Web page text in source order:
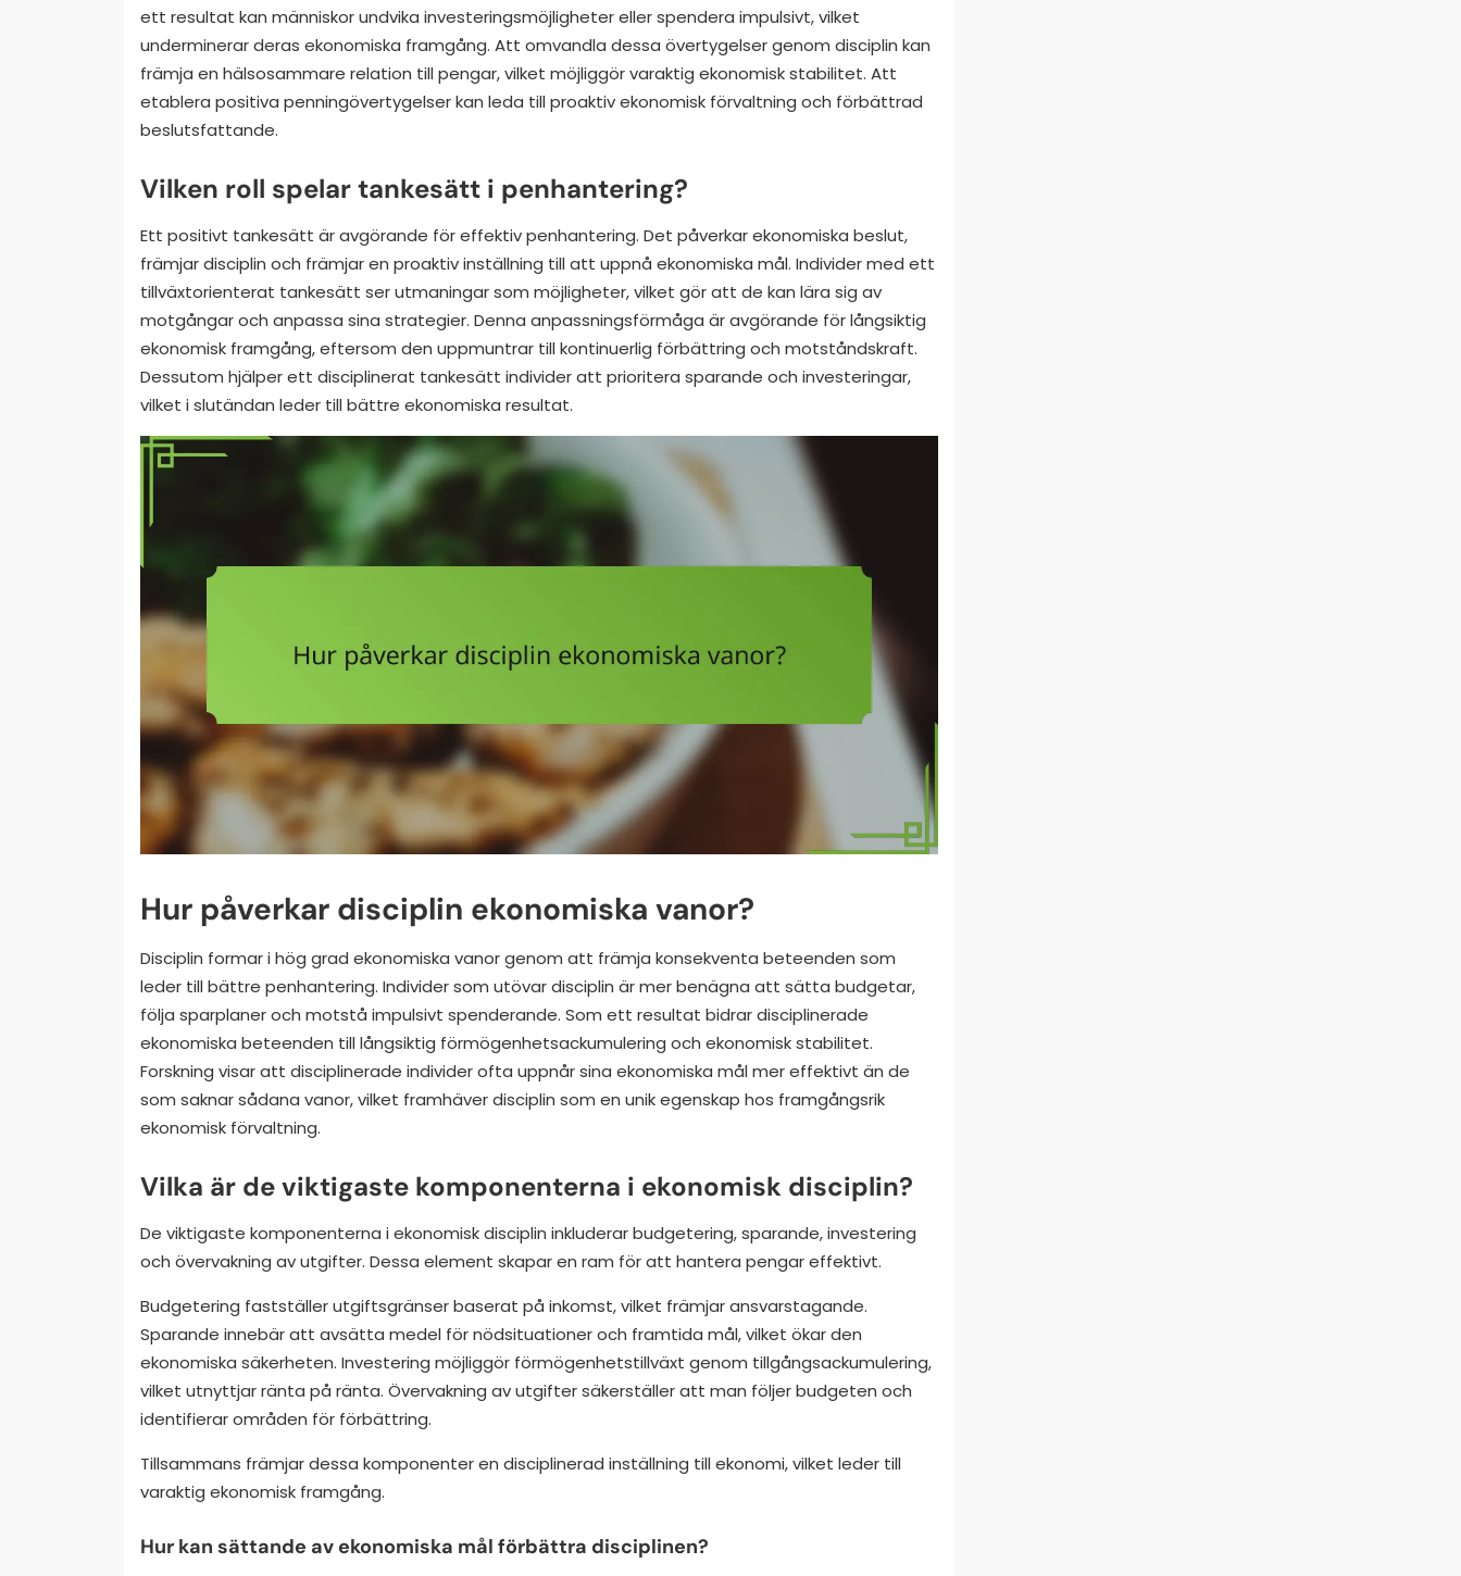
ett resultat kan människor undvika investeringsmöjligheter eller spendera impulsivt, vilket
underminerar deras ekonomiska framgång. Att omvandla dessa övertygelser genom disciplin kan
främja en hälsosammare relation till pengar, vilket möjliggör varaktig ekonomisk stabilitet. Att
etablera positiva penningövertygelser kan leda till proaktiv ekonomisk förvaltning och förbättrad
beslutsfattande.
Vilken roll spelar tankesätt i penhantering?
Ett positivt tankesätt är avgörande för effektiv penhantering. Det påverkar ekonomiska beslut,
främjar disciplin och främjar en proaktiv inställning till att uppnå ekonomiska mål. Individer med ett
tillväxtorienterat tankesätt ser utmaningar som möjligheter, vilket gör att de kan lära sig av
motgångar och anpassa sina strategier. Denna anpassningsförmåga är avgörande för långsiktig
ekonomisk framgång, eftersom den uppmuntrar till kontinuerlig förbättring och motståndskraft.
Dessutom hjälper ett disciplinerat tankesätt individer att prioritera sparande och investeringar,
vilket i slutändan leder till bättre ekonomiska resultat.
Hur påverkar disciplin ekonomiska vanor?
Disciplin formar i hög grad ekonomiska vanor genom att främja konsekventa beteenden som
leder till bättre penhantering. Individer som utövar disciplin är mer benägna att sätta budgetar,
följa sparplaner och motstå impulsivt spenderande. Som ett resultat bidrar disciplinerade
ekonomiska beteenden till långsiktig förmögenhetsackumulering och ekonomisk stabilitet.
Forskning visar att disciplinerade individer ofta uppnår sina ekonomiska mål mer effektivt än de
som saknar sådana vanor, vilket framhäver disciplin som en unik egenskap hos framgångsrik
ekonomisk förvaltning.
Vilka är de viktigaste komponenterna i ekonomisk disciplin?
De viktigaste komponenterna i ekonomisk disciplin inkluderar budgetering, sparande, investering
och övervakning av utgifter. Dessa element skapar en ram för att hantera pengar effektivt.
Budgetering fastställer utgiftsgränser baserat på inkomst, vilket främjar ansvarstagande.
Sparande innebär att avsätta medel för nödsituationer och framtida mål, vilket ökar den
ekonomiska säkerheten. Investering möjliggör förmögenhetstillväxt genom tillgångsackumulering,
vilket utnyttjar ränta på ränta. Övervakning av utgifter säkerställer att man följer budgeten och
identifierar områden för förbättring.
Tillsammans främjar dessa komponenter en disciplinerad inställning till ekonomi, vilket leder till
varaktig ekonomisk framgång.
Hur kan sättande av ekonomiska mål förbättra disciplinen?